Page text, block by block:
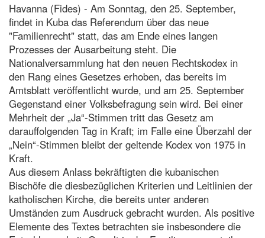
Havanna (Fides) - Am Sonntag, den 25. September,
findet in Kuba das Referendum über das neue
"Familienrecht" statt, das am Ende eines langen
Prozesses der Ausarbeitung steht. Die
Nationalversammlung hat den neuen Rechtskodex in
den Rang eines Gesetzes erhoben, das bereits im
Amtsblatt veröffentlicht wurde, und am 25. September
Gegenstand einer Volksbefragung sein wird. Bei einer
Mehrheit der „Ja“-Stimmen tritt das Gesetz am
darauffolgenden Tag in Kraft; im Falle eine Überzahl der
„Nein“-Stimmen bleibt der geltende Kodex von 1975 in
Kraft.
Aus diesem Anlass bekräftigten die kubanischen
Bischöfe die diesbezüglichen Kriterien und Leitlinien der
katholischen Kirche, die bereits unter anderen
Umständen zum Ausdruck gebracht wurden. Als positive
Elemente des Textes betrachten sie insbesondere die